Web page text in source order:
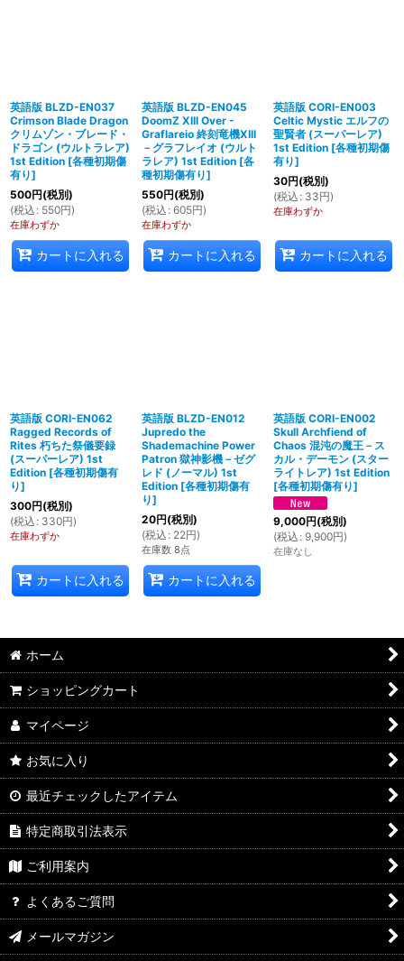
英語版 BLZD-EN037
Crimson Blade Dragon
クリムゾン・ブレード・
ドラゴン (ウルトラレア)
1st Edition [各種初期傷
有り]
500円(税別)
(税込 : 550円)
在庫わずか
カートに入れる
英語版 BLZD-EN045
DoomZ XIII Over -
Graflareio 終刻竜機XIII
－グラフレイオ (ウルト
ラレア) 1st Edition [各
種初期傷有り]
550円(税別)
(税込 : 605円)
在庫わずか
カートに入れる
英語版 CORI-EN003
Celtic Mystic エルフの
聖賢者 (スーパーレア)
1st Edition [各種初期傷
有り]
30円(税別)
(税込 : 33円)
在庫わずか
カートに入れる
英語版 CORI-EN062
Ragged Records of
Rites 朽ちた祭儀要録
(スーパーレア) 1st
Edition [各種初期傷有
り]
300円(税別)
(税込 : 330円)
在庫わずか
カートに入れる
英語版 BLZD-EN012
Jupredo the
Shademachine Power
Patron 獄神影機－ゼグ
レド (ノーマル) 1st
Edition [各種初期傷有
り]
20円(税別)
(税込 : 22円)
在庫数 8点
カートに入れる
英語版 CORI-EN002
Skull Archfiend of
Chaos 混沌の魔王－ス
カル・デーモン (スター
ライトレア) 1st Edition
[各種初期傷有り]
9,000円(税別)
(税込 : 9,900円)
在庫なし
ホーム
ショッピングカート
マイページ
お気に入り
最近チェックしたアイテム
特定商取引法表示
ご利用案内
よくあるご質問
メールマガジン